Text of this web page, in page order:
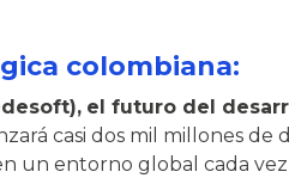
colombiana:
el futuro del
casi dos mil millones de
un entorno global cada